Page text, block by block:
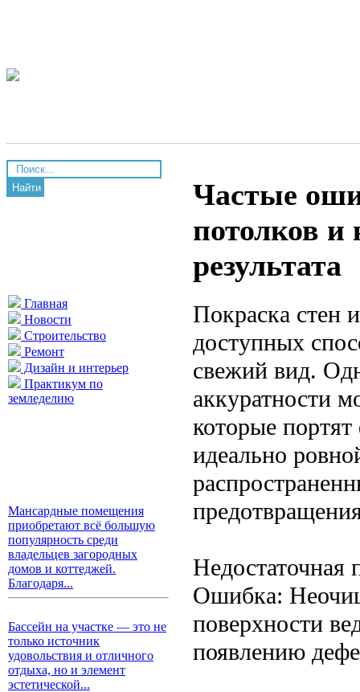
Найти
Главная
Новости
Строительство
Ремонт
Дизайн и интерьер
Практикум по
земледелию
Мансардные помещения
приобретают всё большую
популярность среди
владельцев загородных
домов и коттеджей.
Благодаря...
Бассейн на участке — это не
только источник
удовольствия и отличного
отдыха, но и элемент
эстетической...
Частые
потолков и
результата
Покраска стен
доступных
свежий вид.
аккуратности
которые
идеально
Недостаточная
Ошибка:
поверхности
появлению